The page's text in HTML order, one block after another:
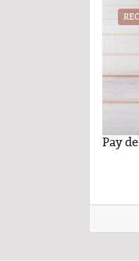
Pay
Autónoma de